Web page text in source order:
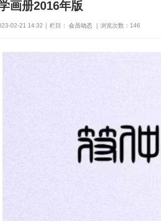
画册2016年版
02-21 14:32 栏目： 会员动态 浏览次数： 146